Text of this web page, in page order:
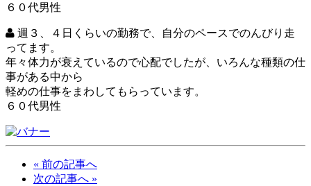
６０代男性
週３、４日くらいの勤務で、自分のペースでのんびり走
ってます。
年々体力が衰えているので心配でしたが、いろんな種類の仕
事がある中から
軽めの仕事をまわしてもらっています。
６０代男性
« 前の記事へ
次の記事へ »